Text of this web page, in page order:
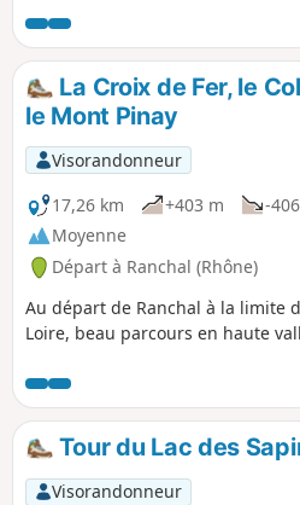
La Croix de Fer, le
le Mont Pinay
Visorandonneur
17,26 km
+403 m -
Moyenne
Départ à Ranchal (Rhône)
Au départ de Ranchal à la limite
Loire, beau parcours en haute
Tour du Lac des
Visorandonneur